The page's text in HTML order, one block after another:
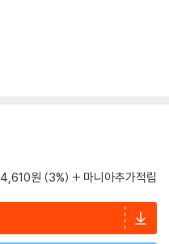
4,610원 (3%) 마니아추가적립